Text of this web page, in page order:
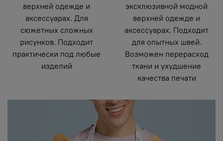
верхней одежде и
аксессуарах. Для
сюжетных сложных
рисунков. Подходит
практически под любые
изделий
эксклюзивной модной
верхней одежде и
аксессуарах. Подходит
для опытных швей.
Возможен перерасход
ткани и ухудшение
качества печати